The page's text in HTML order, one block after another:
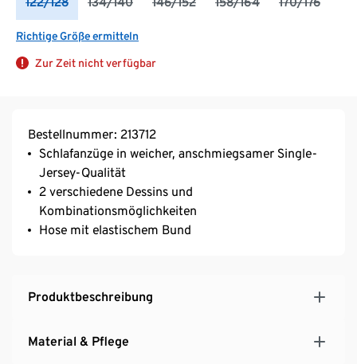
Richtige Größe ermitteln
Zur Zeit nicht verfügbar
Bestellnummer: 213712
Schlafanzüge in weicher, anschmiegsamer Single-
Jersey-Qualität
2 verschiedene Dessins und
Kombinationsmöglichkeiten
Hose mit elastischem Bund
Produktbeschreibung
Material & Pflege